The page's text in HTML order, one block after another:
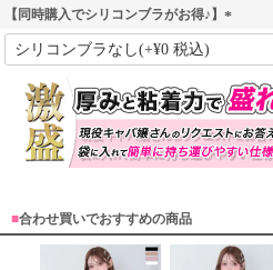
【同時購入でシリコンブラがお得♪】
(
)
■合わせ買いでおすすめの商品